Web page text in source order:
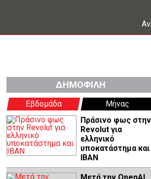
ΔΗΜΟΦΙΛΗ
Εβδομάδα
Μήνας
Πράσινο φως στην
Revolut για
ελληνικό
υποκατάστημα και
IBAN